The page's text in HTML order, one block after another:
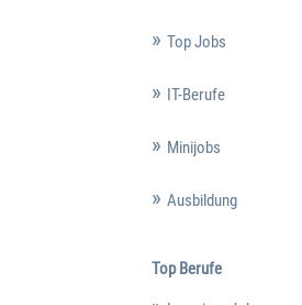
Top Jobs
IT-Berufe
Minijobs
Ausbildung
Top Berufe